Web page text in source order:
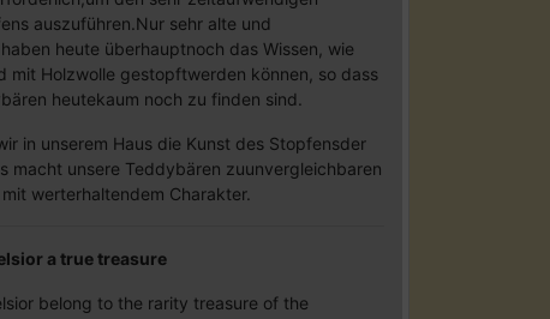
auszuführen.Nur sehr alte und
heute überhauptnoch das Wissen, wie
mit Holzwolle gestopftwerden können, so dass
heutekaum noch zu finden sind.
in unserem Haus die Kunst des Stopfensder
macht unsere Teddybären zuunvergleichbaren
werterhaltendem Charakter.
a true treasure
belong to the rarity treasure of the